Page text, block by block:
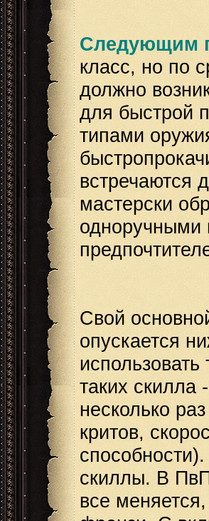
Следующим
класс, но по
должно
для быстрой
типами
встречаются
мастерски
одноручными
Свой
опускается
таких скилла -
несколько
критов,
скиллы. В
все